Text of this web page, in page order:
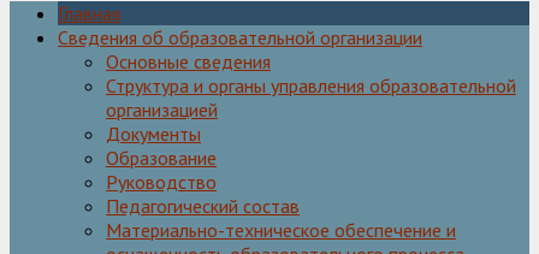
Главная
Сведения об образовательной организации
Основные сведения
Структура и органы управления образовательной
организацией
Документы
Образование
Руководство
Педагогический состав
Материально-техническое обеспечение и